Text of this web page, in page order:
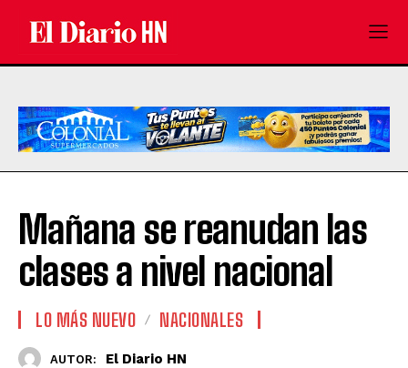
Mañana se reanudan las
clases a nivel nacional
LO MÁS NUEVO NACIONALES
AUTOR: El Diario HN